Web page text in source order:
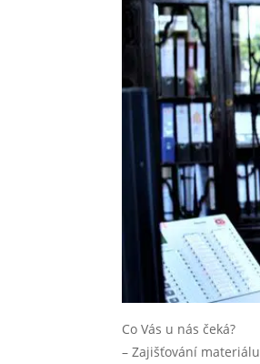
Co Vás u nás čeká?
– Zajišťování